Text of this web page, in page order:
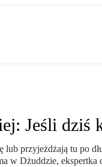
Jeśli dziś
przyjeżdżają tu po
w Dżuddzie,